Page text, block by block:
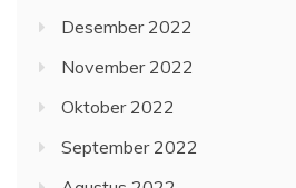
Desember 2022
November 2022
Oktober 2022
September 2022